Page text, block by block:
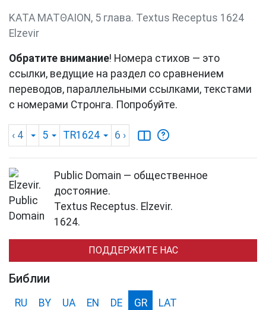
ΚΑΤΑ ΜΑΤΘΑΙΟΝ, 5 глава. Textus Receptus 1624
Elzevir
Обратите внимание! Номера стихов — это
ссылки, ведущие на раздел со сравнением
переводов, параллельными ссылками, текстами
с номерами Стронга. Попробуйте.
‹ 4 5 TR1624 6 ›
Public Domain — общественное
достояние.
Textus Receptus. Elzevir.
1624.
ПОДДЕРЖИТЕ НАС
Библии
RU BY UA EN DE GR LAT